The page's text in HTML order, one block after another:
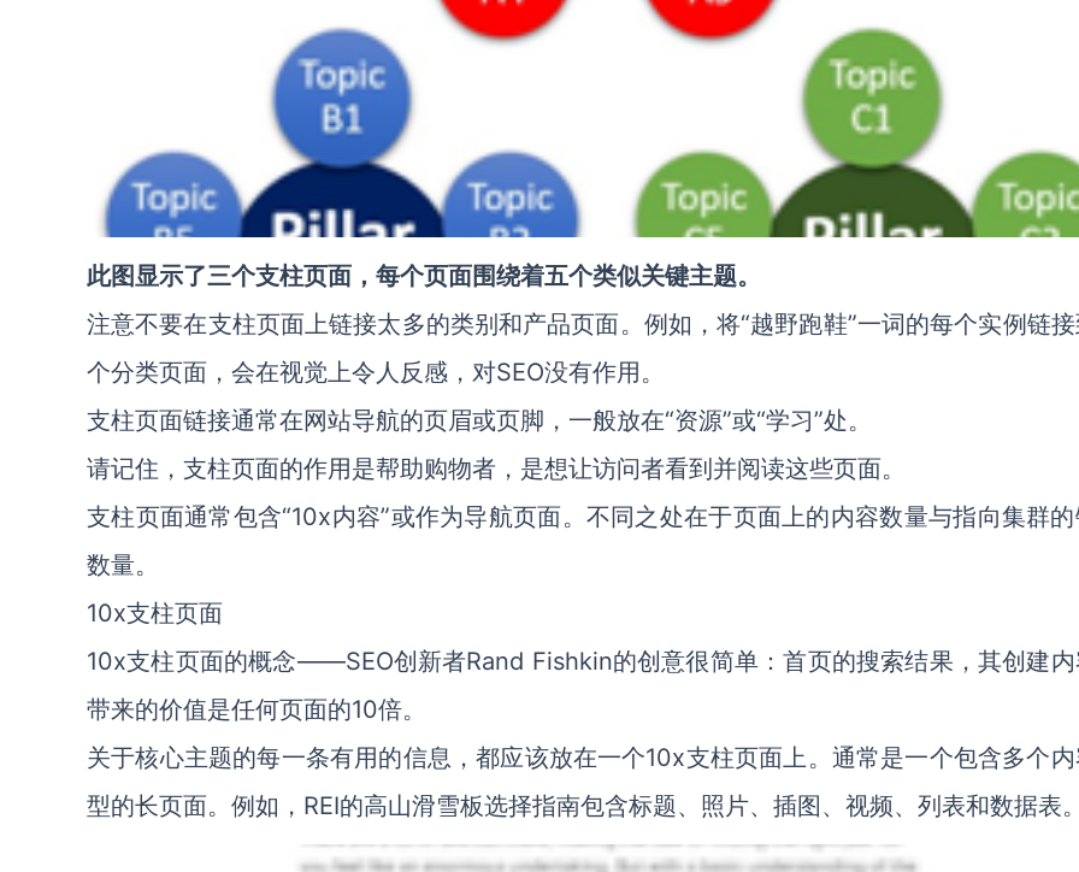
此图显示了三个支柱页面，每个页面围绕着五个类似关键主题。
注意不要在支柱页面上链接太多的类别和产品页面。例如，将“越野跑鞋”一词的每个实例链
个分类页面，会在视觉上令人反感，对SEO没有作用。
支柱页面链接通常在网站导航的页眉或页脚，一般放在“资源”或“学习”处。
请记住，支柱页面的作用是帮助购物者，是想让访问者看到并阅读这些页面。
支柱页面通常包含“10x内容”或作为导航页面。不同之处在于页面上的内容数量与指向集群
数量。
10x支柱页面
10x支柱页面的概念——SEO创新者Rand Fishkin的创意很简单：首页的搜索结果，其创建
带来的价值是任何页面的10倍。
关于核心主题的每一条有用的信息，都应该放在一个10x支柱页面上。通常是一个包含多个
型的长页面。例如，REI的高山滑雪板选择指南包含标题、照片、插图、视频、列表和数据表